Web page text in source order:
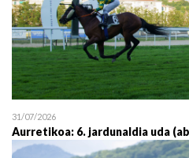
31/07/2026
Aurretikoa: 6. jardunaldia uda